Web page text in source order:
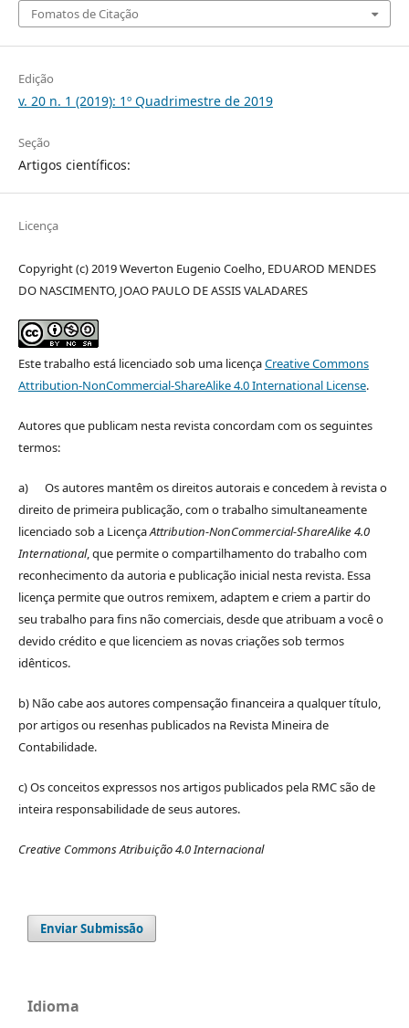
Fomatos de Citação
Edição
v. 20 n. 1 (2019): 1º Quadrimestre de 2019
Seção
Artigos científicos:
Licença
Copyright (c) 2019 Weverton Eugenio Coelho, EDUAROD MENDES
DO NASCIMENTO, JOAO PAULO DE ASSIS VALADARES
Este trabalho está licenciado sob uma licençaCreative Commons
Attribution-NonCommercial-ShareAlike 4.0 International License.
Autores que publicam nesta revista concordam com os seguintes
termos:
a) Os autores mantêm os direitos autorais e concedem à revista o
direito de primeira publicação, com o trabalho simultaneamente
licenciado sob a LicençaAttribution-NonCommercial-ShareAlike 4.0
International, que permite o compartilhamento do trabalho com
reconhecimento da autoria e publicação inicial nesta revista. Essa
licença permite que outros remixem, adaptem e criem a partir do
seu trabalho para fins não comerciais, desde que atribuam a você o
devido crédito e que licenciem as novas criações sob termos
idênticos.
b) Não cabe aos autores compensação financeira a qualquer título,
por artigos ou resenhas publicados na Revista Mineira de
Contabilidade.
c) Os conceitos expressos nos artigos publicados pela RMC são de
inteira responsabilidade de seus autores.
Creative Commons Atribuição 4.0 Internacional
Enviar Submissão
Idioma